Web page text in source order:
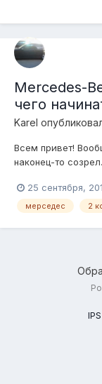
Mercedes-
чего
Karel
Всем привет!
наконец-то
знаю с чего
практически не
25 сентября,
мерседес 2